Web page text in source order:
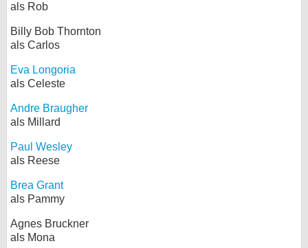
als Rob
Billy Bob Thornton
als Carlos
Eva Longoria
als Celeste
Andre Braugher
als Millard
Paul Wesley
als Reese
Brea Grant
als Pammy
Agnes Bruckner
als Mona